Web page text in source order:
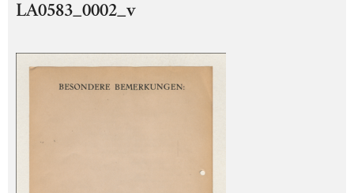
LA0583_0002_v